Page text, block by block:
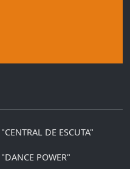
"CENTRAL DE ESCUTA"
"DANCE POWER"